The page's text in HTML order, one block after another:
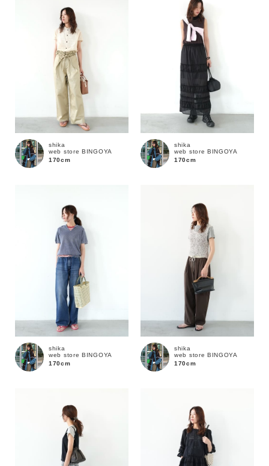
セール価格 WEB限定
在庫あり 在庫なし含む
shika
web store BINGOYA
170cm
shika
web store BINGOYA
170cm
shika
web store BINGOYA
170cm
shika
web store BINGOYA
170cm